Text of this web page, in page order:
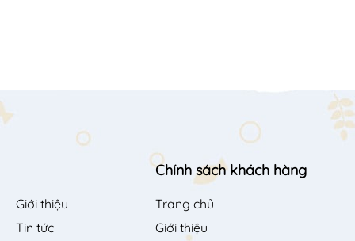
Giới thiệu
Tin tức
Chính sách khách hàng
Trang chủ
Giới thiệu